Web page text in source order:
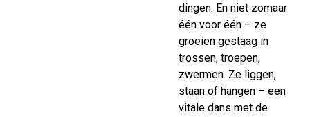
dingen. En niet zomaar
één voor één – ze
groeien gestaag in
trossen, troepen,
zwermen. Ze liggen,
staan of hangen – een
vitale dans met de